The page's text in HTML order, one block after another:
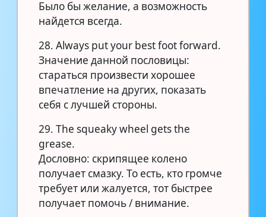
Было бы желание, а возможность
найдется всегда.
28. Always put your best foot forward.
Значение данной пословицы:
стараться произвести хорошее
впечатление на других, показать
себя с лучшей стороны.
29. The squeaky wheel gets the
grease.
Дословно: скрипящее колено
получает смазку. То есть, кто громче
требует или жалуется, тот быстрее
получает помочь / внимание.